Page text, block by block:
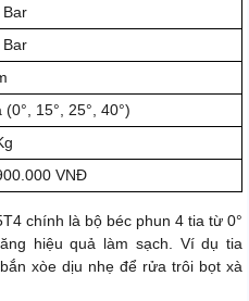
Bar
Bar
(0°, 15°, 25°, 40°)
VNĐ
chính là bộ béc phun 4 tia từ 0°
hiệu quả làm sạch. Ví dụ tia
xòe dịu nhẹ để rửa trôi bọt xà